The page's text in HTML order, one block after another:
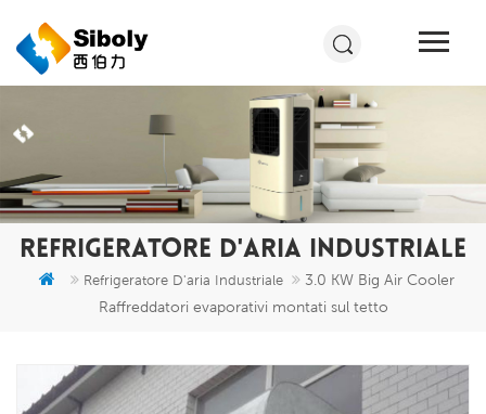
REFRIGERATORE D'ARIA INDUSTRIALE
Refrigeratore D'aria Industriale
3.0 KW Big Air Cooler
Raffreddatori evaporativi montati sul tetto